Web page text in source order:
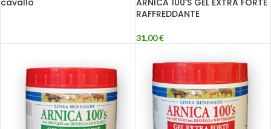
RAFFREDDANTE
31,00€